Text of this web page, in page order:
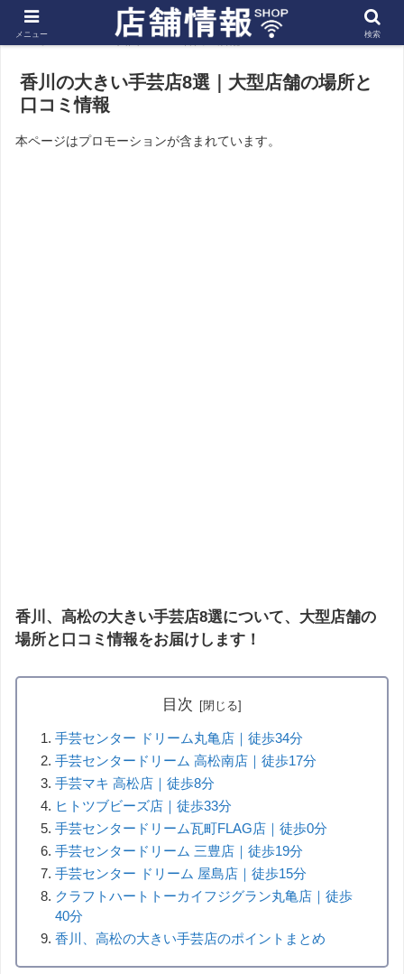
ホーム 四国 香川の店舗
香川の大きい手芸店8選｜大型店舗の場所と
口コミ情報
本ページはプロモーションが含まれています。
香川、高松の大きい手芸店8選について、大型店舗の
場所と口コミ情報をお届けします！
目次
手芸センター ドリーム丸亀店｜徒歩34分
手芸センタードリーム 高松南店｜徒歩17分
手芸マキ 高松店｜徒歩8分
ヒトツブビーズ店｜徒歩33分
手芸センタードリーム瓦町FLAG店｜徒歩0分
手芸センタードリーム 三豊店｜徒歩19分
手芸センター ドリーム 屋島店｜徒歩15分
クラフトハートトーカイフジグラン丸亀店｜徒歩
40分
香川、高松の大きい手芸店のポイントまとめ
メニュー 検索